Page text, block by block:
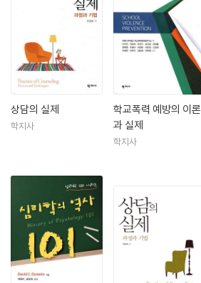
상담의 실제
학지사
학교폭력 예방의 이론
과 실제
학지사